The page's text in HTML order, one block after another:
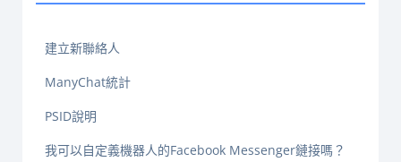
建立新聯絡人
ManyChat統計
PSID說明
我可以自定義機器人的Facebook Messenger鏈接嗎？